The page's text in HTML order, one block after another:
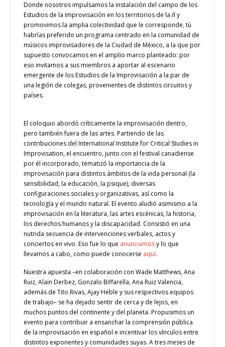
Donde nosotros impulsamos la instalación del campo de los
Estudios de la Improvisación en los territorios de lañy
promovimos la amplia colectividad que le corresponde, tú
habrías preferido un programa centrado en la comunidad de
músicos improvisadores de la Ciudad de México, a la que por
supuesto convocamos en el amplio marco planteado: por
eso invitamos a sus miembros a aportar al escenario
emergente de los Estudios de la Improvisación a la par de
una legión de colegas, provenientes de distintos circuitos y
países.
El coloquio abordó críticamente la improvisación dentro,
pero también fuera de las artes. Partiendo de las
contribuciones del International Institute for Critical Studies in
Improvisation, el encuentro, junto con el festival canadiense
por él incorporado, tematizó la importancia de la
improvisación para distintos ámbitos de la vida personal (la
sensibilidad, la educación, la psique), diversas
configuraciones sociales y organizativas, así como la
tecnología y el mundo natural. El evento aludió asimismo a la
improvisación en la literatura, las artes escénicas, la historia,
los derechos humanos y la discapacidad. Consistió en una
nutrida secuencia de intervenciones verbales, actos y
conciertos en vivo. Eso fue lo que anunciamosy lo que
llevamos a cabo, como puede conocerse aquí.
Nuestra apuesta –en colaboración con Wade Matthews, Ana
Ruiz, Alain Derbez, Gonzalo Biffarella, Ana Ruiz Valencia,
además de Tito Rivas, Ajay Heble y sus respectivos equipos
de trabajo– se ha dejado sentir de cerca y de lejos, en
muchos puntos del continente y del planeta. Propusimos un
evento para contribuir a ensanchar la comprensión pública
de la improvisación en español e incentivar los vínculos entre
distintos exponentes y comunidades suyas. A tres meses de